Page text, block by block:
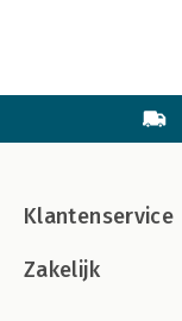
Klantenservice
Zakelijk